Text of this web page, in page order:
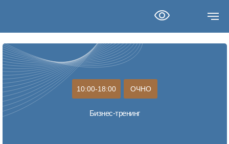
10:00-18:00 ОЧНО
Бизнес-тренинг